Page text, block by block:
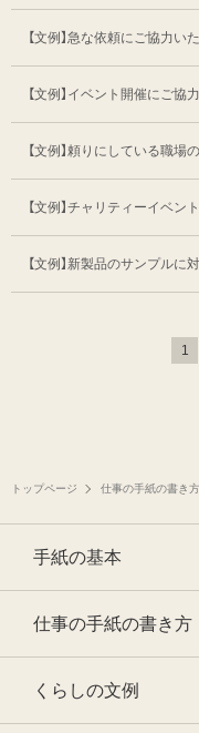
【文例】急な依頼にご協力い
【文例】イベント開催にご協
【文例】頼りにしている職場
【文例】チャリティーイベン
【文例】新製品のサンプルに
1
トップページ 仕事の手紙の書き方
手紙の基本
仕事の手紙の書き方
くらしの文例